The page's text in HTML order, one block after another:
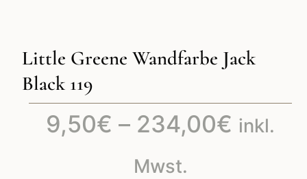
Little Greene Wandfarbe Jack
Black 119
9,50€ – 234,00€ inkl.
Mwst.